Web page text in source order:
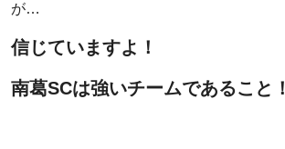
が…
信じていますよ！
南葛SCは強いチームであること！